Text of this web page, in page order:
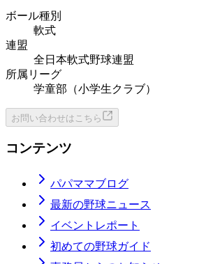
ボール種別
軟式
連盟
全日本軟式野球連盟
所属リーグ
学童部（小学生クラブ）
お問い合わせはこちら
コンテンツ
パパママブログ
最新の野球ニュース
イベントレポート
初めての野球ガイド